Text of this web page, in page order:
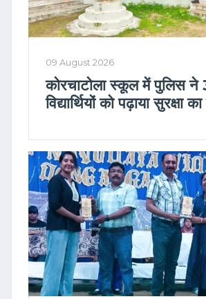
09 August 2026
कोरचाटोला स्कूल में पुलिस
विद्यार्थियों को पढ़ाया सुरक्षा